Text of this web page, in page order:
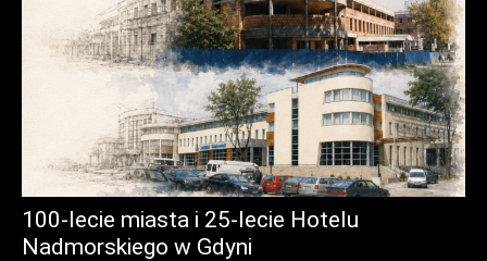
100-lecie miasta i 25-lecie Hotelu
Nadmorskiego w Gdyni